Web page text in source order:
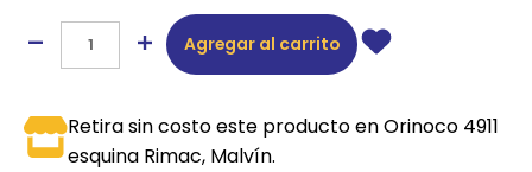
Agregar al carrito
Retira sin costo este producto en Orinoco 4911
esquina Rimac, Malvín.